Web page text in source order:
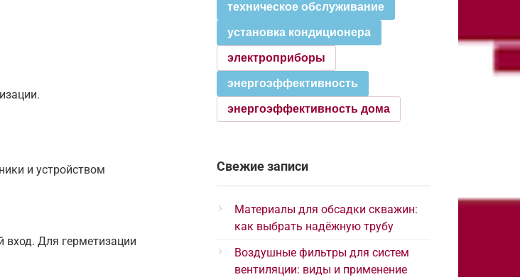
и устройством
вход. Для герметизации
техническое обслуживание
установка кондиционера
электроприборы
энергоэффективность
энергоэффективность дома
Свежие записи
Материалы для обсадки скважин:
как выбрать надёжную трубу
Воздушные фильтры для систем
вентиляции: виды и применение